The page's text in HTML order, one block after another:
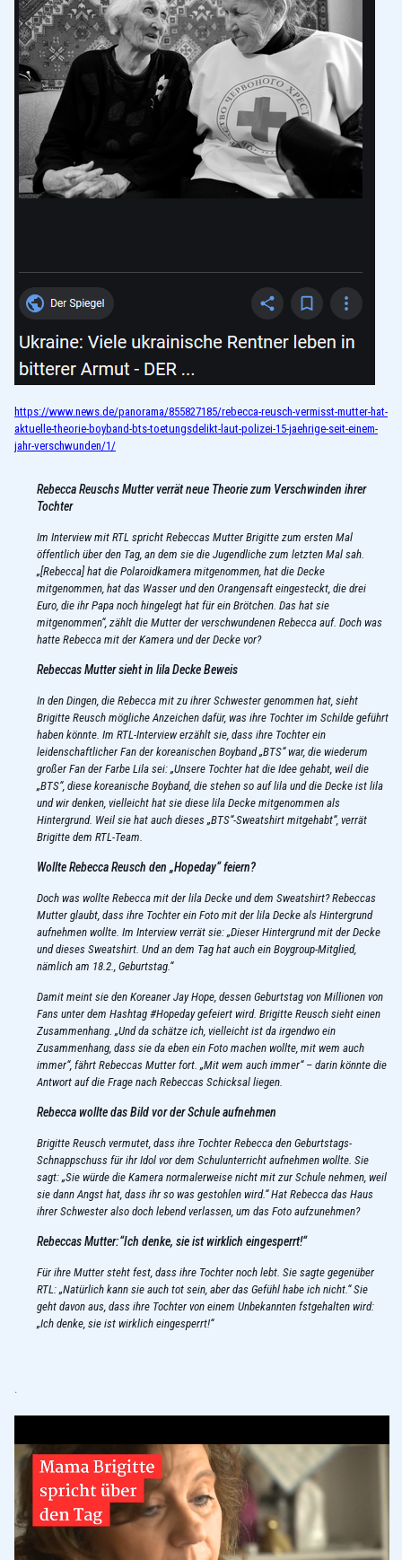
https://www.news.de/panorama/855827185/rebecca-reusch-vermisst-mutter-hat-
aktuelle-theorie-boyband-bts-toetungsdelikt-laut-polizei-15-jaehrige-seit-einem-
jahr-verschwunden/1/
Rebecca Reuschs Mutter verrät neue Theorie zum Verschwinden ihrer
Tochter
Im Interview mit RTL spricht Rebeccas Mutter Brigitte zum ersten Mal
öffentlich über den Tag, an dem sie die Jugendliche zum letzten Mal sah.
„[Rebecca] hat die Polaroidkamera mitgenommen, hat die Decke
mitgenommen, hat das Wasser und den Orangensaft eingesteckt, die drei
Euro, die ihr Papa noch hingelegt hat für ein Brötchen. Das hat sie
mitgenommen“, zählt die Mutter der verschwundenen Rebecca auf. Doch was
hatte Rebecca mit der Kamera und der Decke vor?
Rebeccas Mutter sieht in lila Decke Beweis
In den Dingen, die Rebecca mit zu ihrer Schwester genommen hat, sieht
Brigitte Reusch mögliche Anzeichen dafür, was ihre Tochter im Schilde geführt
haben könnte. Im RTL-Interview erzählt sie, dass ihre Tochter ein
leidenschaftlicher Fan der koreanischen Boyband „BTS“ war, die wiederum
großer Fan der Farbe Lila sei: „Unsere Tochter hat die Idee gehabt, weil die
„BTS“, diese koreanische Boyband, die stehen so auf lila und die Decke ist lila
und wir denken, vielleicht hat sie diese lila Decke mitgenommen als
Hintergrund. Weil sie hat auch dieses „BTS“-Sweatshirt mitgehabt“, verrät
Brigitte dem RTL-Team.
Wollte Rebecca Reusch den „Hopeday“ feiern?
Doch was wollte Rebecca mit der lila Decke und dem Sweatshirt? Rebeccas
Mutter glaubt, dass ihre Tochter ein Foto mit der lila Decke als Hintergrund
aufnehmen wollte. Im Interview verrät sie: „Dieser Hintergrund mit der Decke
und dieses Sweatshirt. Und an dem Tag hat auch ein Boygroup-Mitglied,
nämlich am 18.2., Geburtstag.“
Damit meint sie den Koreaner Jay Hope, dessen Geburtstag von Millionen von
Fans unter dem Hashtag #Hopeday gefeiert wird. Brigitte Reusch sieht einen
Zusammenhang. „Und da schätze ich, vielleicht ist da irgendwo ein
Zusammenhang, dass sie da eben ein Foto machen wollte, mit wem auch
immer“, fährt Rebeccas Mutter fort. „Mit wem auch immer“ – darin könnte die
Antwort auf die Frage nach Rebeccas Schicksal liegen.
Rebecca wollte das Bild vor der Schule aufnehmen
Brigitte Reusch vermutet, dass ihre Tochter Rebecca den Geburtstags-
Schnappschuss für ihr Idol vor dem Schulunterricht aufnehmen wollte. Sie
sagt: „Sie würde die Kamera normalerweise nicht mit zur Schule nehmen, weil
sie dann Angst hat, dass ihr so was gestohlen wird.“ Hat Rebecca das Haus
ihrer Schwester also doch lebend verlassen, um das Foto aufzunehmen?
Rebeccas Mutter:“Ich denke, sie ist wirklich eingesperrt!“
Für ihre Mutter steht fest, dass ihre Tochter noch lebt. Sie sagte gegenüber
RTL: „Natürlich kann sie auch tot sein, aber das Gefühl habe ich nicht.“ Sie
geht davon aus, dass ihre Tochter von einem Unbekannten fstgehalten wird:
„Ich denke, sie ist wirklich eingesperrt!“
.